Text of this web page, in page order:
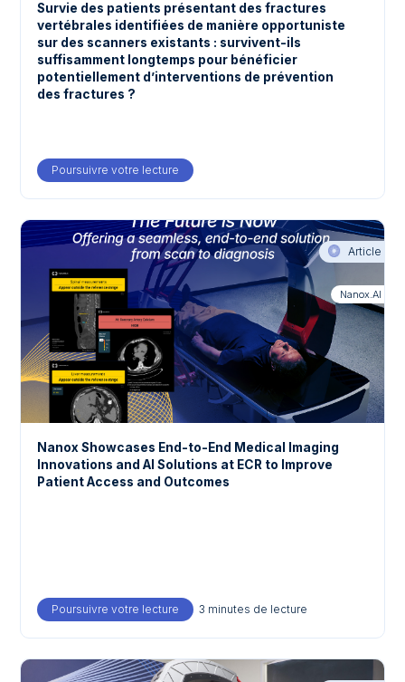
Survie des patients présentant des fractures
vertébrales identifiées de manière opportuniste
sur des scanners existants : survivent-ils
suffisamment longtemps pour bénéficier
potentiellement d’interventions de prévention
des fractures ?
Poursuivre votre lecture about Survie des patients présentant
Article
Nanox.AI
Nanox Showcases End-to-End Medical Imaging
Innovations and AI Solutions at ECR to Improve
Patient Access and Outcomes
Poursuivre votre lecture about Nanox Showcases End-to-End
3 minutes de lecture